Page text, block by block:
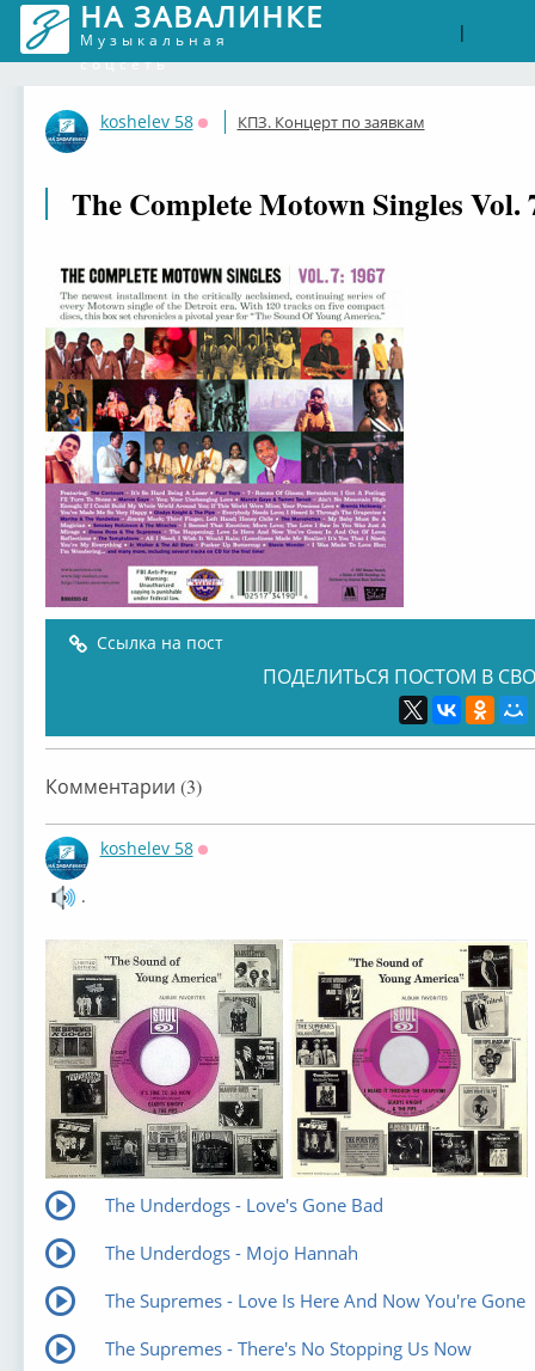
НА ЗАВАЛИНКЕ
Музыкальная
соцсеть
|
koshelev 58
Оффлайн
КПЗ. Концерт по заявкам
The Complete Motown Singles Vol.
Ссылка на пост
ПОДЕЛИТЬСЯ ПОСТОМ В
Комментарии (3)
koshelev 58
.
The Underdogs - Love's Gone Bad
The Underdogs - Mojo Hannah
The Supremes - Love Is Here And Now You're Gone
The Supremes - There's No Stopping Us Now